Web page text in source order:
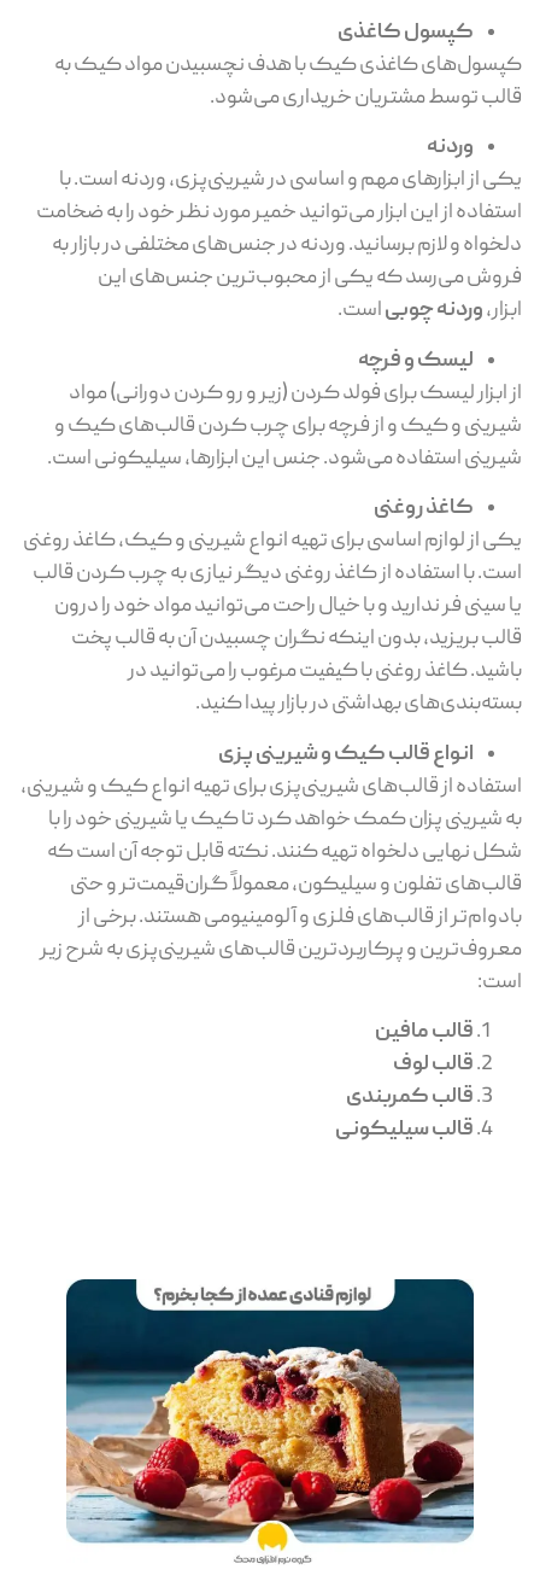
کپسول کاغذی
کپسول‌های کاغذی کیک با هدف نچسبیدن مواد کیک به
قالب توسط مشتریان خریداری می‌شود.
وردنه
یکی از ابزارهای مهم و اساسی در شیرینی‌پزی، وردنه است. با
استفاده از این ابزار می‌توانید خمیر مورد نظر خود را به ضخامت
دلخواه و لازم برسانید. وردنه در جنس‌های مختلفی در بازار به
فروش می‌رسد که یکی از محبوب‌ترین جنس‌های این
ابزار،وردنه چوبیاست.
لیسک و فرچه
از ابزار لیسک برای فولد کردن (زیر و رو کردن دورانی) مواد
شیرینی و کیک و از فرچه برای چرب کردن قالب‌‌های کیک و
شیرینی استفاده می‌شود. جنس این ابزارها، سیلیکونی است.
کاغذ روغنی
یکی از لوازم اساسی برای تهیه انواع شیرینی و کیک، کاغذ روغنی
است. با استفاده از کاغذ روغنی دیگر نیازی به چرب کردن قالب
یا سینی فر ندارید و با خیال راحت می‌توانید مواد خود را درون
قالب بریزید، بدون اینکه نگران چسبیدن آن به قالب پخت
باشید. کاغذ روغنی با کیفیت مرغوب را می‌توانید در
بسته‌بندی‌های بهداشتی در بازار پیدا کنید.
انواع قالب کیک و شیرینی پزی
استفاده از قالب‌های شیرینی‌پزی برای تهیه انواع کیک و شیرینی،
به شیرینی پزان کمک خواهد کرد تا کیک یا شیرینی خود را با
شکل نهایی دلخواه تهیه کنند. نکته قابل توجه آن است که
قالب‌های تفلون و سیلیکون، معمولاً گران‌قیمت‌تر و حتی
بادوام‌تر از قالب‌های فلزی و آلومینیومی هستند. برخی از
معروف‌ترین و پرکاربردترین قالب‌های شیرینی‌پزی به شرح زیر
است:
قالب مافین
قالب لوف
قالب کمربندی
قالب سیلیکونی